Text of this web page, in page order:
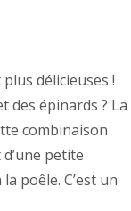
délicieuses !
des épinards ? La
combinaison
petite
poêle. C’est un